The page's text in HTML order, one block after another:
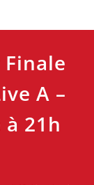
Finale
A –
21h